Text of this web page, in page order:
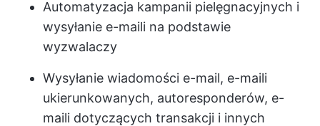
Automatyzacja kampanii pielęgnacyjnych i
wysyłanie e-maili na podstawie
wyzwalaczy
Wysyłanie wiadomości e-mail, e-maili
ukierunkowanych, autoresponderów, e-
maili dotyczących transakcji i innych